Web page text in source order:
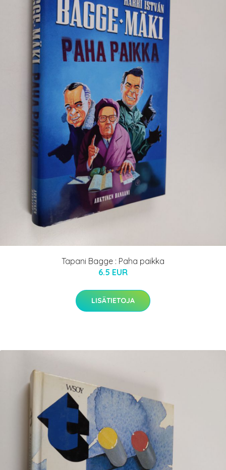
Tapani Bagge : Paha paikka
6.5 EUR
LISÄTIETOJA